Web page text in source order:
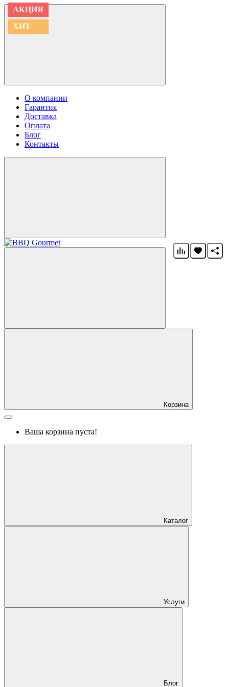
О компании
Гарантия
Доставка
Оплата
Блог
Контакты
Корзина
Ваша корзина пуста!
Каталог
Услуги
Блог
АКЦИЯ
АКЦИЯ
АКЦИЯ
АКЦИЯ
АКЦИЯ
АКЦИЯ
АКЦИЯ
ХИТ
АКЦИЯ
ХИТ
АКЦИЯ
АКЦИЯ